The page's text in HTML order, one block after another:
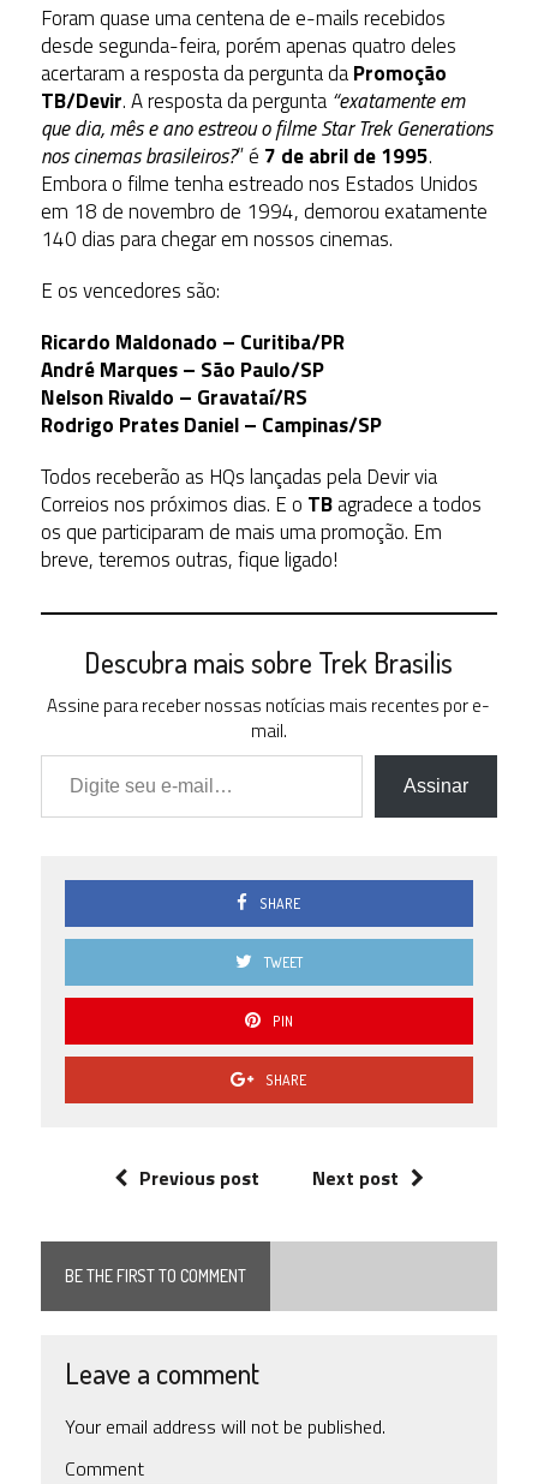
Foram quase uma centena de e-mails recebidos
desde segunda-feira, porém apenas quatro deles
acertaram a resposta da pergunta daPromoção
TB/Devir. A resposta da pergunta “exatamente em
que dia, mês e ano estreou o filme Star Trek Generations
nos cinemas brasileiros?” é 7 de abril de 1995.
Embora o filme tenha estreado nos Estados Unidos
em 18 de novembro de 1994, demorou exatamente
140 dias para chegar em nossos cinemas.
E os vencedores são:
Ricardo Maldonado – Curitiba/PR
André Marques – São Paulo/SP
Nelson Rivaldo – Gravataí/RS
Rodrigo Prates Daniel – Campinas/SP
Todos receberão as HQs lançadas pela Devir via
Correios nos próximos dias. E o TBagradece a todos
os que participaram de mais uma promoção. Em
breve, teremos outras, fique ligado!
Descubra mais sobre Trek Brasilis
Assine para receber nossas notícias mais recentes por e-
mail.
Digite seu e-mail…
Assinar
SHARE
TWEET
PIN
SHARE
Previous post Next post
BE THE FIRST TO COMMENT
Leave a comment
Your email address will not be published.
Comment